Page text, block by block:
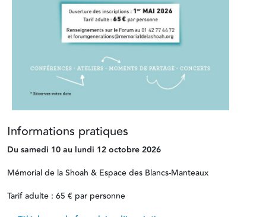
Informations pratiques
Du samedi 10 au lundi 12 octobre 2026
Mémorial de la Shoah & Espace des Blancs-Manteaux
Tarif adulte : 65 € par personne